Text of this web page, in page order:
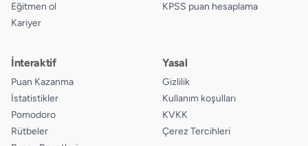
Eğitmen ol
Kariyer
KPSS puan hesaplama
İnteraktif
Puan Kazanma
İstatistikler
Pomodoro
Rütbeler
Yasal
Gizlilik
Kullanım koşulları
KVKK
Çerez Tercihleri